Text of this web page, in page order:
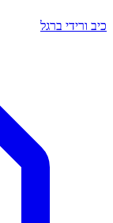
כיב ורידי ברגל